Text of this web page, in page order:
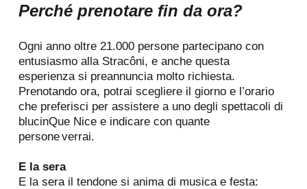
Perché prenotare fin da ora?
Ogni anno oltre 21.000 persone partecipano con
entusiasmo alla Stracôni, e anche questa
esperienza si preannuncia molto richiesta.
Prenotando ora, potrai scegliere il giorno e l’orario
che preferisci per assistere a uno degli spettacoli di
blucinQue Nice e indicare con quante
persone verrai.
E la sera
E la sera il tendone si anima di musica e festa: